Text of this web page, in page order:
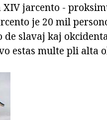
jarcento -
je 20 mil
de slavaj kaj
estas multe pli alta